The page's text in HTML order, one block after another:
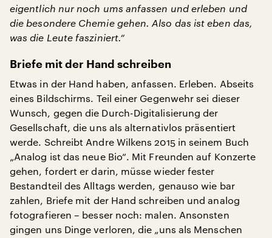
eigentlich nur noch ums anfassen und erleben und
die besondere Chemie gehen. Also das ist eben das,
was die Leute fasziniert.“
Briefe mit der Hand schreiben
Etwas in der Hand haben, anfassen. Erleben. Abseits
eines Bildschirms. Teil einer Gegenwehr sei dieser
Wunsch, gegen die Durch-Digitalisierung der
Gesellschaft, die uns als alternativlos präsentiert
werde. Schreibt Andre Wilkens 2015 in seinem Buch
„Analog ist das neue Bio“. Mit Freunden auf Konzerte
gehen, fordert er darin, müsse wieder fester
Bestandteil des Alltags werden, genauso wie bar
zahlen, Briefe mit der Hand schreiben und analog
fotografieren – besser noch: malen. Ansonsten
gingen uns Dinge verloren, die „uns als Menschen